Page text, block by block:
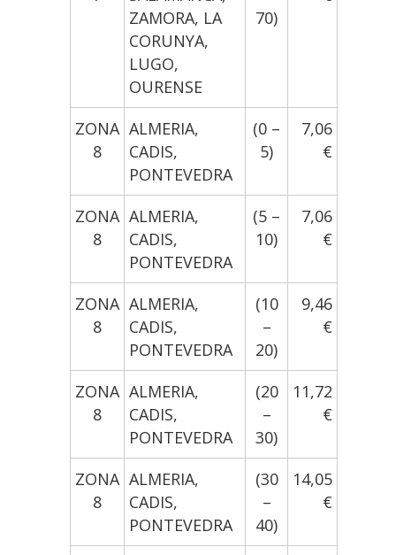
ZAMORA, LA
CORUNYA,
LUGO,
OURENSE
70)
ZONA
8
ALMERIA,
CADIS,
PONTEVEDRA
(0 –
5)
7,06
€
ZONA
8
ALMERIA,
CADIS,
PONTEVEDRA
(5 –
10)
7,06
€
ZONA
8
ALMERIA,
CADIS,
PONTEVEDRA
(10
–
20)
9,46
€
ZONA
8
ALMERIA,
CADIS,
PONTEVEDRA
(20
–
30)
11,72
€
ZONA
8
ALMERIA,
CADIS,
PONTEVEDRA
(30
–
40)
14,05
€